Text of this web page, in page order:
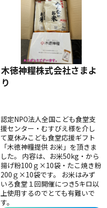
木徳神糧株式会社さまよ
り
認定NPO法人全国こども食堂支
援センター・むすびえ様を介し
て夏休みこども食堂応援ギフト
「木徳神糧提供 お米」を頂きま
した。 内容は、お米50kg・から
揚げ粉100ｇ×10袋・たこ焼き粉
200ｇ×10袋です。 お米はみず
いろ食堂１回開催につき5キロ以
上使用するのでとても有難いで
す。